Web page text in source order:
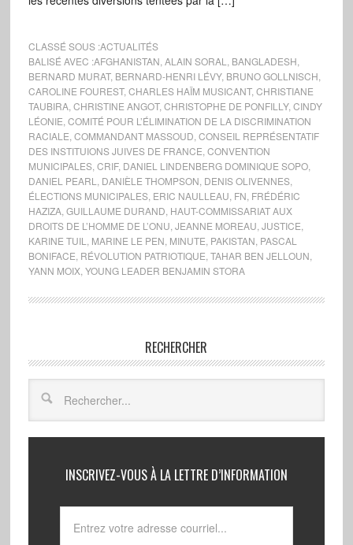
CLASSÉ SOUS :ACTUALITÉS
BALISÉ AVEC :AFGHANISTAN ALAIN SORAL BANGLADESH
BERNARD MURAT, BERNARD-HENRI LÉVY, BRUNO GOLLNISCH
CAROLINE FOUREST, CHARLES HAÏM MUSICANT, CHRISTIANE
TAUBIRA, CHRISTINE ANGOT, CHRISTOPHE DE PONFILLY, CINDY
LÉONIE COMITÉ POUR L’ÉLIMINATION DE LA DISCRIMINATION
RACIALE COMMANDANT MASSOUD CONSEIL REPRÉSENTATIF
DES INSTITUIONS JUIVES DE FRANCE CONVENTION
MUNICIPALES, CRIF, DANIEL LINDENBERG DOMINIQUE SOPO,
DANIEL PEARL
DANIÈLE THOMPSON DENIS OLIVENNES,
ÉLECTIONS MUNICIPALES, ERIC NAULLEAU FN FRÉDÉRIC
HAZIZA, GUILLAUME DURAND HAUT-COMMISSARIAT AUX
DROITS DE L’HOMME DE L’ONU JEANNE MOREAU JUSTICE
KARINE TUIL
MARINE LE PEN MINUTE PAKISTAN PASCAL
BONIFACE RÉVOLUTION PATRIOTIQUE TAHAR BEN JELLOUN
YANN MOIX, YOUNG LEADER BENJAMIN STORA
RECHERCHER
INSCRIVEZ-VOUS À LA LETTRE D’INFORMATION